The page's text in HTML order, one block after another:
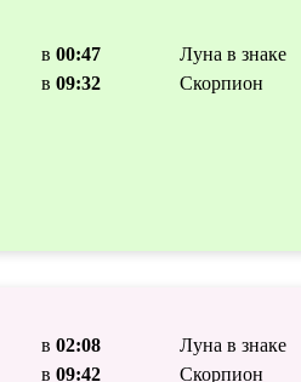
в 00:47
в 09:32
Луна в знаке
Скорпион
в 02:08
в 09:42
Луна в знаке
Скорпион